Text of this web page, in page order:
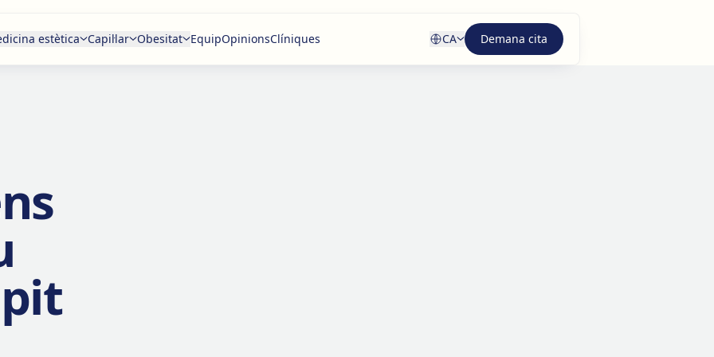
estètica Capil·lar Obesitat EquipOpinionsClíniques CA Demana cita